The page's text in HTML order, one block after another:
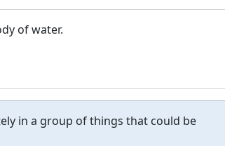
of water.
in a group of things that could be